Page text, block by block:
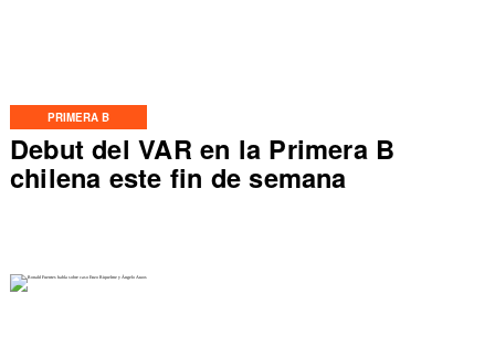
PRIMERA B
Debut del VAR en la Primera B
chilena este fin de semana